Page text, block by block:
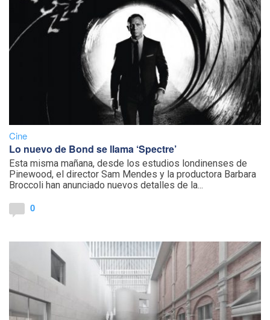
Cine
Lo nuevo de Bond se llama ‘Spectre’
Esta misma mañana, desde los estudios londinenses de
Pinewood, el director Sam Mendes y la productora Barbara
Broccoli han anunciado nuevos detalles de la...
0